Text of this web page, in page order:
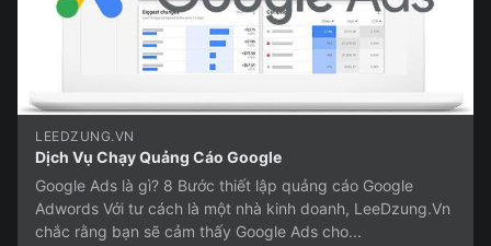
LEEDZUNG.VN
Dịch Vụ Chạy Quảng Cáo Google
Google Ads là gì? 8 Bước thiết lập quảng cáo Google
Adwords Với tư cách là một nhà kinh doanh, LeeDzung.Vn
chắc rằng bạn sẽ cảm thấy Google Ads cho...